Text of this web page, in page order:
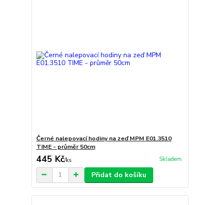
Černé nalepovací hodiny na zeď MPM E01.3510
TIME - průměr 50cm
445 Kč/ks Skladem
Přidat do košíku